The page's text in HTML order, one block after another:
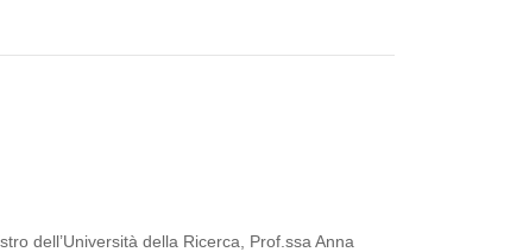
dell’Università della Ricerca, Prof.ssa Anna